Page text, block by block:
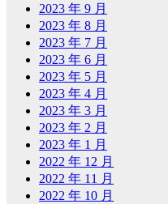
2023 年 9 月
2023 年 8 月
2023 年 7 月
2023 年 6 月
2023 年 5 月
2023 年 4 月
2023 年 3 月
2023 年 2 月
2023 年 1 月
2022 年 12 月
2022 年 11 月
2022 年 10 月